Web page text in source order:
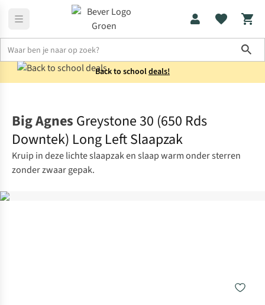
Back to schooldeals!
Big Agnes Greystone 30 (650 Rds
Downtek) Long Left Slaapzak
Kruip in deze lichte slaapzak en slaap warm onder sterren
zonder zwaar gepak.